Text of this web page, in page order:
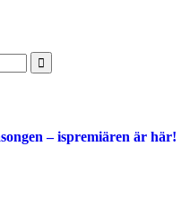
– ispremiären är här!